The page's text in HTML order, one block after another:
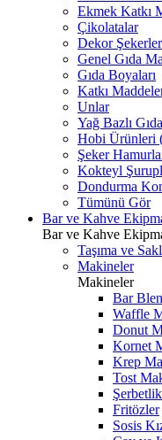
Ekmek Katkı
Çikolatalar
Dekor Şekerler
Genel Gıda
Gıda Boyaları
Katkı
Unlar
Yağ Bazlı
Hobi Ürünleri
Şeker
Kokteyl
Dondurma
Tümünü Gör
Bar ve Kahve
Bar ve Kahve
Taşıma ve
Makineler
Makineler
Bar
Waffle
Donut
Kornet
Krep
Tost
Fritözler
Sosis